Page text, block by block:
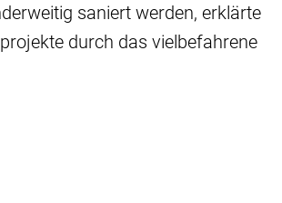
saniert werden, erklärte
durch das vielbefahrene